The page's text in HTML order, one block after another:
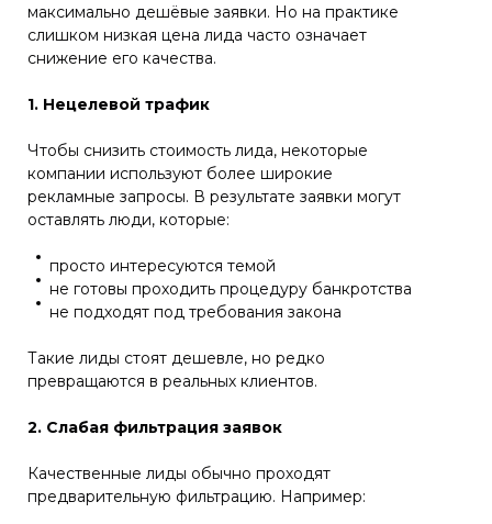
максимально дешёвые заявки. Но на практике
слишком низкая цена лида часто означает
снижение его качества.
1. Нецелевой трафик
Чтобы снизить стоимость лида, некоторые
компании используют более широкие
рекламные запросы. В результате заявки могут
оставлять люди, которые:
просто интересуются темой
не готовы проходить процедуру банкротства
не подходят под требования закона
Такие лиды стоят дешевле, но редко
превращаются в реальных клиентов.
2. Слабая фильтрация заявок
Качественные лиды обычно проходят
предварительную фильтрацию. Например: